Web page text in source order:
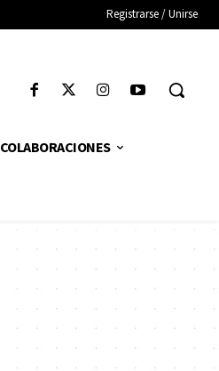
Registrarse / Unirse
COLABORACIONES